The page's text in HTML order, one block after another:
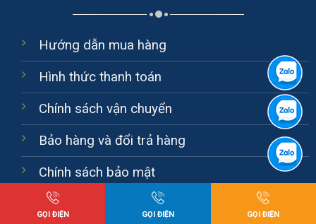
Hướng dẫn mua hàng
Hình thức thanh toán
Chính sách vận chuyển
Bảo hàng và đổi trả hàng
Chính sách bảo mật
GỌI ĐIỆN GỌI ĐIỆN GỌI ĐIỆN